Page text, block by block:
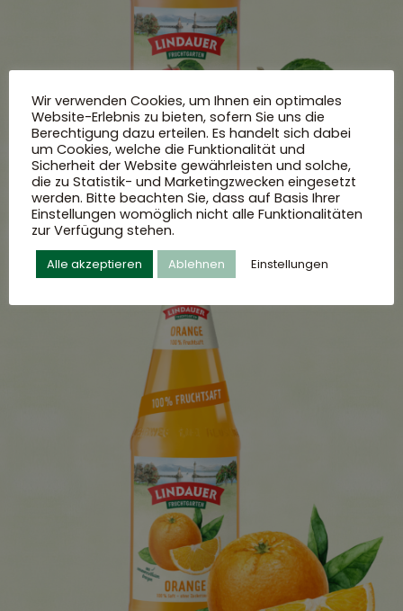
Wir verwenden Cookies, um Ihnen ein optimales
Website-Erlebnis zu bieten, sofern Sie uns die
Berechtigung dazu erteilen. Es handelt sich dabei
um Cookies, welche die Funktionalität und
Sicherheit der Website gewährleisten und solche,
die zu Statistik- und Marketingzwecken eingesetzt
werden. Bitte beachten Sie, dass auf Basis Ihrer
Einstellungen womöglich nicht alle Funktionalitäten
zur Verfügung stehen.
Alle akzeptieren Ablehnen Einstellungen